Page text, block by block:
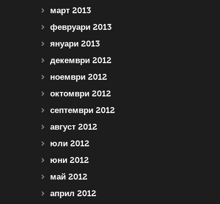
март 2013
февруари 2013
януари 2013
декември 2012
ноември 2012
октомври 2012
септември 2012
август 2012
юли 2012
юни 2012
май 2012
април 2012